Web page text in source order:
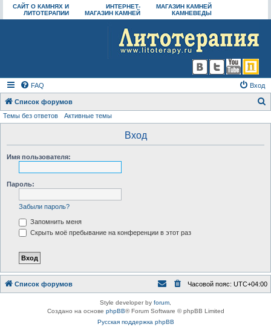
САЙТ О КАМНЯХ И
ЛИТОТЕРАПИИ
ИНТЕРНЕТ-
МАГАЗИН КАМНЕЙ
МАГАЗИН КАМНЕЙ
КАМНЕВЕДЫ
FAQ Вход
Список форумов
Темы без ответов Активные темы
Вход
Имя пользователя:
Пароль:
Забыли пароль?
Запомнить меня
Скрыть моё пребывание на конференции в этот раз
Список форумов Часовой пояс: UTC+04:00
Style developer by forum,
Создано на основе phpBB® Forum Software © phpBB Limited
Русская поддержка phpBB